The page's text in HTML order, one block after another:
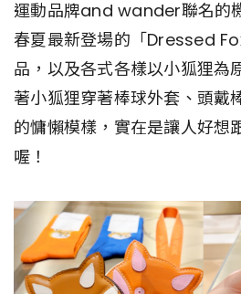
運動品牌and wander聯名的
春夏最新登場的「Dressed
品，以及各式各樣以小狐狸為
著小狐狸穿著棒球外套、頭戴
的慵懶模樣，實在是讓人好想
喔！